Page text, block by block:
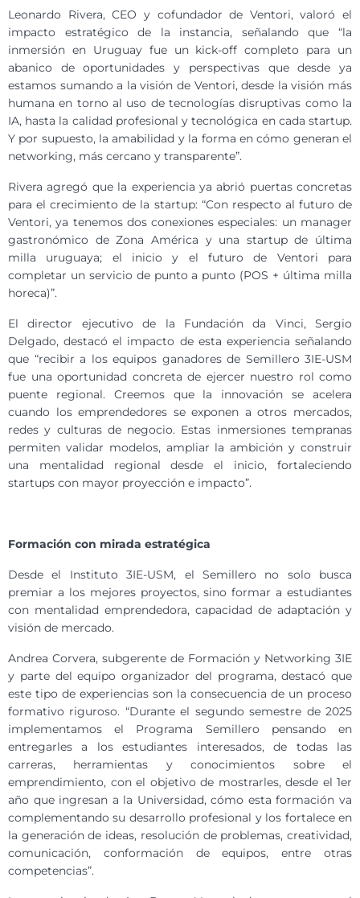
Leonardo Rivera, CEO y cofundador de Ventori, valoró el
impacto estratégico de la instancia, señalando que “la
inmersión en Uruguay fue un kick-off completo para un
abanico de oportunidades y perspectivas que desde ya
estamos sumando a la visión de Ventori, desde la visión más
humana en torno al uso de tecnologías disruptivas como la
IA, hasta la calidad profesional y tecnológica en cada startup.
Y por supuesto, la amabilidad y la forma en cómo generan el
networking, más cercano y transparente”.
Rivera agregó que la experiencia ya abrió puertas concretas
para el crecimiento de la startup: “Con respecto al futuro de
Ventori, ya tenemos dos conexiones especiales: un manager
gastronómico de Zona América y una startup de última
milla uruguaya; el inicio y el futuro de Ventori para
completar un servicio de punto a punto (POS + última milla
horeca)”.
El director ejecutivo de la Fundación da Vinci, Sergio
Delgado, destacó el impacto de esta experiencia señalando
que “recibir a los equipos ganadores de Semillero 3IE-USM
fue una oportunidad concreta de ejercer nuestro rol como
puente regional. Creemos que la innovación se acelera
cuando los emprendedores se exponen a otros mercados,
redes y culturas de negocio. Estas inmersiones tempranas
permiten validar modelos, ampliar la ambición y construir
una mentalidad regional desde el inicio, fortaleciendo
startups con mayor proyección e impacto”.
Formación con mirada estratégica
Desde el Instituto 3IE-USM, el Semillero no solo busca
premiar a los mejores proyectos, sino formar a estudiantes
con mentalidad emprendedora, capacidad de adaptación y
visión de mercado.
Andrea Corvera, subgerente de Formación y Networking 3IE
y parte del equipo organizador del programa, destacó que
este tipo de experiencias son la consecuencia de un proceso
formativo riguroso. “Durante el segundo semestre de 2025
implementamos el Programa Semillero pensando en
entregarles a los estudiantes interesados, de todas las
carreras, herramientas y conocimientos sobre el
emprendimiento, con el objetivo de mostrarles, desde el 1er
año que ingresan a la Universidad, cómo esta formación va
complementando su desarrollo profesional y los fortalece en
la generación de ideas, resolución de problemas, creatividad,
comunicación, conformación de equipos, entre otras
competencias”.